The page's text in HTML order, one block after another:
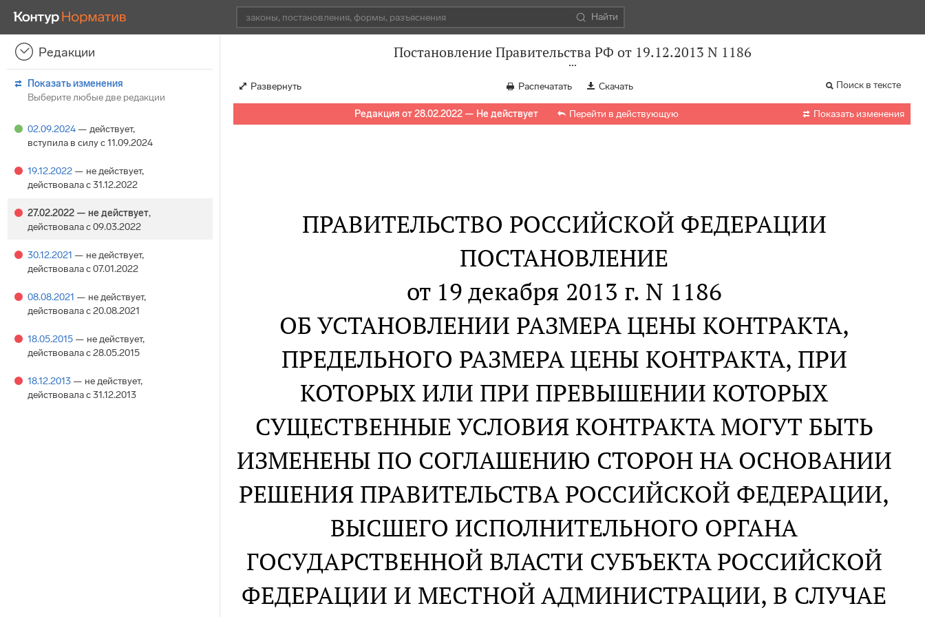
Найти
Редакции
Показать изменения
Выберите любые две редакции
02.09.2024 — действует,
вступила в силу с 11.09.2024
19.12.2022 — не действует,
действовала с 31.12.2022
27.02.2022 — не действует,
действовала с 09.03.2022
30.12.2021 — не действует,
действовала с 07.01.2022
08.08.2021 — не действует,
действовала с 20.08.2021
18.05.2015 — не действует,
действовала с 28.05.2015
18.12.2013 — не действует,
действовала с 31.12.2013
Постановление Правительства РФ от 19.12.2013 N 1186
Развернуть Распечатать Скачать Поиск в тексте
Редакция от 28.02.2022 — Не действует Перейти в действующую  Показать изменения
ПРАВИТЕЛЬСТВО РОССИЙСКОЙ ФЕДЕРАЦИИ
ПОСТАНОВЛЕНИЕ
от 19 декабря 2013 г. N 1186
ОБ УСТАНОВЛЕНИИ РАЗМЕРА ЦЕНЫ КОНТРАКТА,
ПРЕДЕЛЬНОГО РАЗМЕРА ЦЕНЫ КОНТРАКТА, ПРИ
КОТОРЫХ ИЛИ ПРИ ПРЕВЫШЕНИИ КОТОРЫХ
СУЩЕСТВЕННЫЕ УСЛОВИЯ КОНТРАКТА МОГУТ БЫТЬ
ИЗМЕНЕНЫ ПО СОГЛАШЕНИЮ СТОРОН НА ОСНОВАНИИ
РЕШЕНИЯ ПРАВИТЕЛЬСТВА РОССИЙСКОЙ ФЕДЕРАЦИИ,
ВЫСШЕГО ИСПОЛНИТЕЛЬНОГО ОРГАНА
ГОСУДАРСТВЕННОЙ ВЛАСТИ СУБЪЕКТА РОССИЙСКОЙ
ФЕДЕРАЦИИ И МЕСТНОЙ АДМИНИСТРАЦИИ, В СЛУЧАЕ